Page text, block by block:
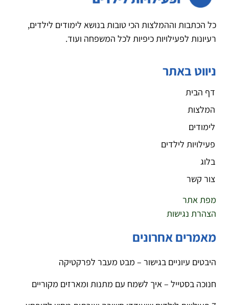
כל הכתבות וההמלצות הכי טובות בנושא לימודים לילדים,
רעיונות לפעילויות כיפיות לכל המשפחה ועוד.
ניווט באתר
דף הבית
המלצות
לימודים
פעילויות לילדים
בלוג
צור קשר
מפת אתר
הצהרת נגישות
מאמרים אחרונים
היבטים עיוניים בגישור – מבט מעבר לפרקטיקה
חנוכה בסטייל – איך לשמח עם מתנות ומארזים מקוריים